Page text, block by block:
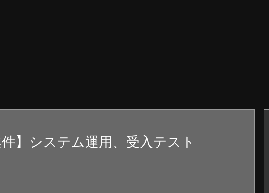
】システム運用、受入テスト